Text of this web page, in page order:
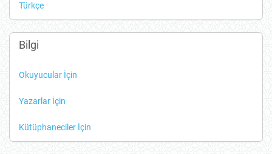
Türkçe
Bilgi
Okuyucular İçin
Yazarlar İçin
Kütüphaneciler İçin